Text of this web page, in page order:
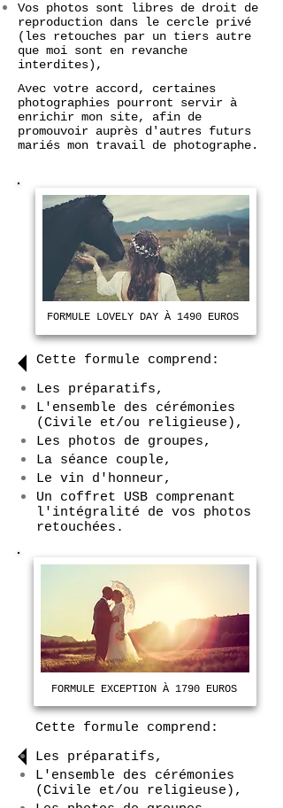
Vos photos sont libres de droit de
reproduction dans le cercle privé
(les retouches par un tiers autre
que moi sont en revanche
interdites),
Avec votre accord, certaines
photographies pourront servir à
enrichir mon site, afin de
promouvoir auprès d'autres futurs
mariés mon travail de photographe.
FORMULE LOVELY DAY À 1490 EUROS
Cette formule comprend:
Les préparatifs,
L'ensemble des cérémonies
(Civile et/ou religieuse),
Les photos de groupes,
La séance couple,
Le vin d'honneur,
Un coffret USB comprenant
l'intégralité de vos photos
retouchées.
FORMULE EXCEPTION À 1790 EUROS
Cette formule comprend:
Les préparatifs,
L'ensemble des cérémonies
(Civile et/ou religieuse),